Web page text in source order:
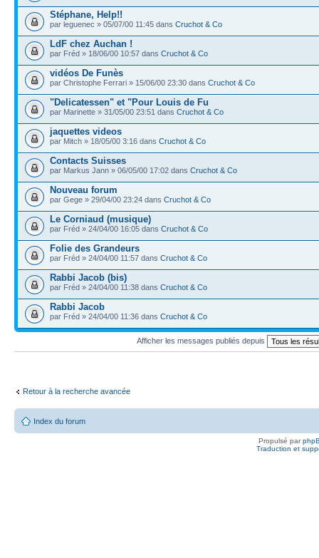
Stéphane, Help!!
par leguenec » 05/07/00 11:45 dans Cruchot & Co
LdF chez Auchan !
par Fréd » 18/06/00 10:57 dans Cruchot & Co
vidéos De Funès
par Christophe Ferrari » 15/06/00 23:30 dans Cruchot & Co
"Delicatessen" et "Pour Louis de Fu
par Marinette » 31/05/00 23:51 dans Cruchot & Co
jaquettes videos
par Mitch » 18/05/00 3:16 dans Cruchot & Co
Contacts Suisses
par Markus Jann » 06/05/00 17:02 dans Cruchot & Co
Nouveau forum
par Gege » 29/04/00 23:24 dans Cruchot & Co
Le Corniaud (musique)
par Fréd » 24/04/00 16:05 dans Cruchot & Co
Folie des Grandeurs
par Fréd » 24/04/00 11:57 dans Cruchot & Co
Rabbi Jacob (bis)
par Fréd » 24/04/00 11:38 dans Cruchot & Co
Rabbi Jacob
par Fréd » 24/04/00 11:36 dans Cruchot & Co
Afficher les messages publiés depuis
Retour à la recherche avancée
Index du forum
Propulsé par
Traduction et